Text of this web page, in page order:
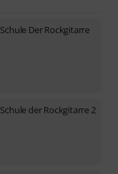
Schule Der Rockgitarre
Schule der Rockgitarre 2